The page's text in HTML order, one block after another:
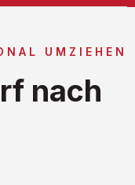
UMZIEHEN
nach